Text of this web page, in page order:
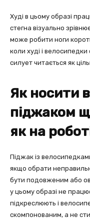
Худі в цьому образі
стегна візуально
може робити ноги
коли худі і велосипедки
силует читається як
Як носити
піджаком
як на
Піджак із
якщо обрати
бути подовженим або
у цьому образі не
підкреслюють і
скомпонованим, а не